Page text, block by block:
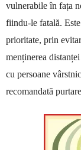
vulnerabile în fața
fiindu-le fatală.
prioritate, prin
menținerea
cu persoane
recomandată